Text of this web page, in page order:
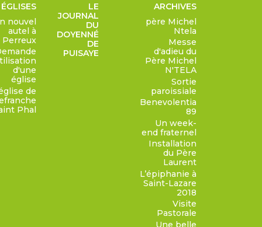
nouvel
autel à
Perreux
d'une
église
de
Phal
LE
JOURNAL
DU
DOYENNÉ
DE
PUISAYE
ARCHIVES
père Michel
Ntela
Messe
d'adieu du
Père Michel
N'TELA
Sortie
paroissiale
Benevolentia
89
Un week-
end fraternel
Installation
du Père
Laurent
L’épiphanie à
Saint-Lazare
2018
Visite
Pastorale
Une belle